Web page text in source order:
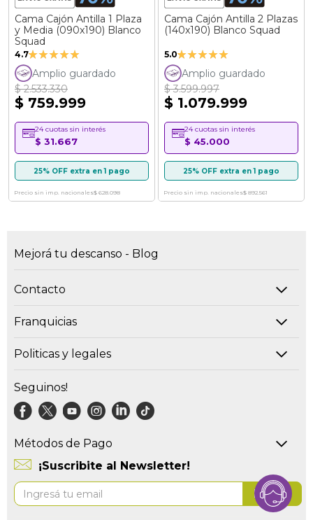
Cama Cajón Antilla 1 Plaza
y Media (090x190) Blanco
Squad
Valoración:
93%
4.7
Amplio guardado
$ 2.533.330
$ 759.999
24 cuotas sin interés
$ 31.667
25% OFF extra en 1 pago
Precio sin imp. nacionales$ 628.098
Cama Cajón Antilla 2 Plazas
(140x190) Blanco Squad
Valoración:
100%
5.0
Amplio guardado
$ 3.599.997
$ 1.079.999
24 cuotas sin interés
$ 45.000
25% OFF extra en 1 pago
Precio sin imp. nacionales$ 892.561
Mejorá tu descanso - Blog
Contacto
Franquicias
Politicas y legales
¡Suscribite al Newsletter!
Suscríbase
al
Enviar
Seguinos!
Métodos de Pago